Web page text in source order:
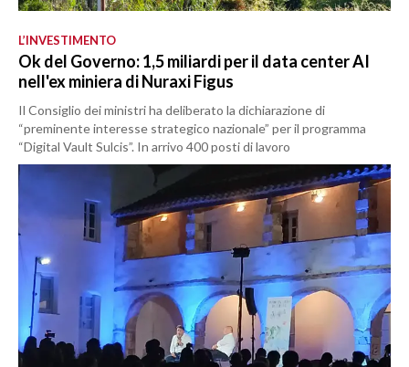
L’INVESTIMENTO
Ok del Governo: 1,5 miliardi per il data center AI
nell'ex miniera di Nuraxi Figus
Il Consiglio dei ministri ha deliberato la dichiarazione di
“preminente interesse strategico nazionale” per il programma
“Digital Vault Sulcis”. In arrivo 400 posti di lavoro